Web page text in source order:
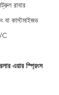
রাবার
বা কাস্টমাইজড
C
এয়ার স্প্রিংস